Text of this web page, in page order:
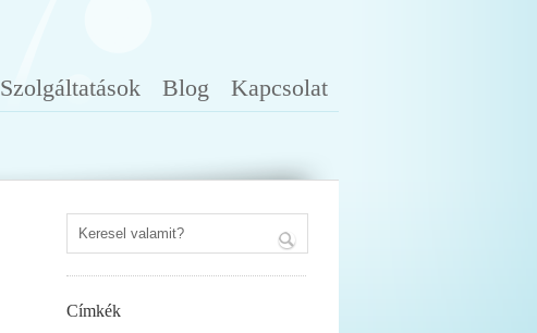
Szolgáltatások Blog Kapcsolat
Címkék